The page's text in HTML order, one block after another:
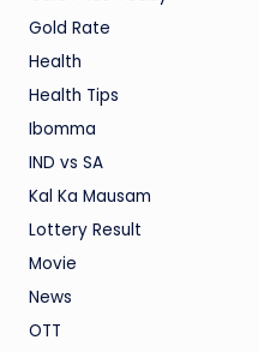
Gold Rate
Health
Health Tips
Ibomma
IND vs SA
Kal Ka Mausam
Lottery Result
Movie
News
OTT